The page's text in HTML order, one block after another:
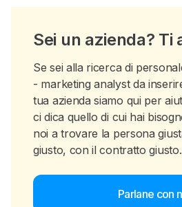
Sei un azienda? Ti
Se sei alla ricerca di
- marketing analyst da
tua azienda siamo qui per
ci dica quello di cui hai
noi a trovare la persona
giusto, con il contratto giusto.
Parlane con